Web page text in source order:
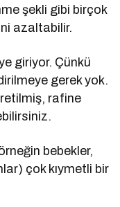
şekli gibi birçok
azaltabilir.
giriyor. Çünkü
gerek yok.
rafine
bebekler,
çok kıymetli bir